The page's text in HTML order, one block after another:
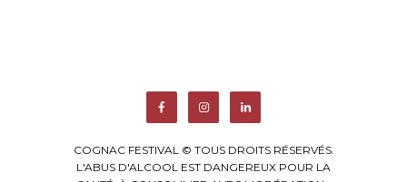
COGNAC FESTIVAL © TOUS DROITS RÉSERVÉS.
L'ABUS D'ALCOOL EST DANGEREUX POUR LA